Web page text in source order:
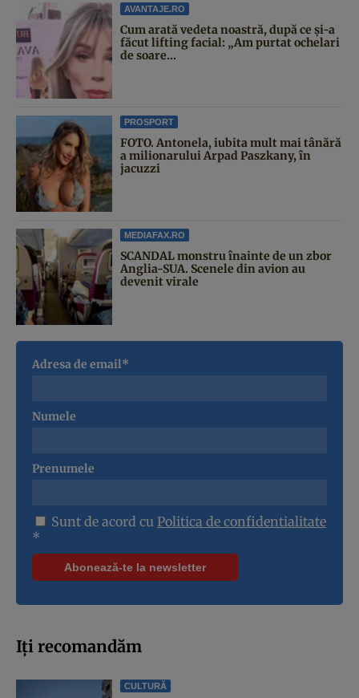
AVANTAJE.RO
Cum arată vedeta noastră, după ce și-a
făcut lifting facial: „Am purtat ochelari
de soare...
PROSPORT
FOTO. Antonela, iubita mult mai tânără
a milionarului Arpad Paszkany, în
jacuzzi
MEDIAFAX.RO
SCANDAL monstru înainte de un zbor
Anglia-SUA. Scenele din avion au
devenit virale
Adresa de email*
Numele
Prenumele
Sunt de acord cu Politica de confidentialitate
*
Iți recomandăm
CULTURĂ